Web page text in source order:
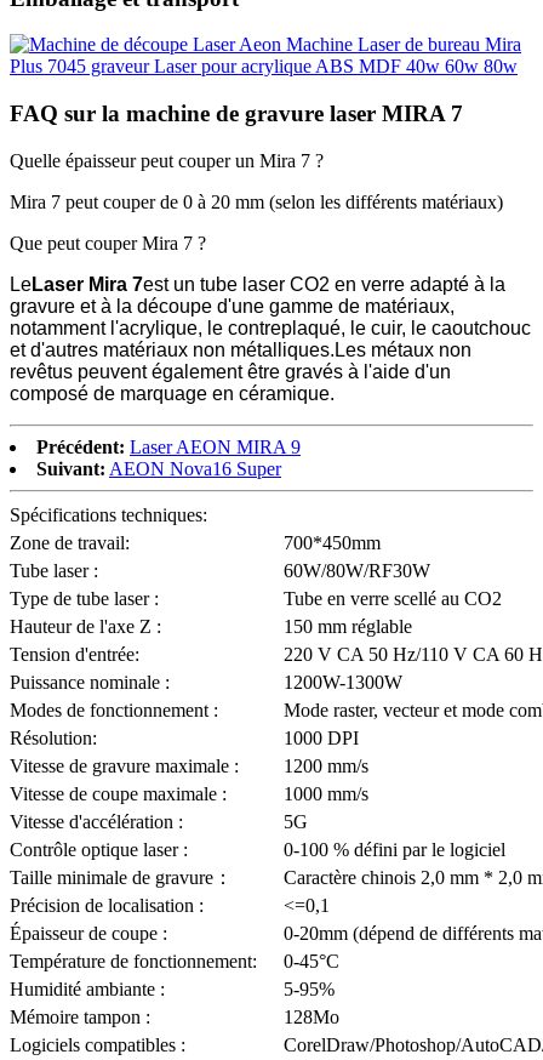
FAQ sur la machine de gravure laser MIRA 7
Quelle épaisseur peut couper un Mira 7 ?
Mira 7 peut couper de 0 à 20 mm (selon les différents matériaux)
Que peut couper Mira 7 ?
LeLaser Mira 7est un tube laser CO2 en verre adapté à la
gravure et à la découpe d'une gamme de matériaux,
notamment l'acrylique, le contreplaqué, le cuir, le caoutchouc
et d'autres matériaux non métalliques.Les métaux non
revêtus peuvent également être gravés à l'aide d'un
composé de marquage en céramique.
Précédent: Laser AEON MIRA 9
Suivant: AEON Nova16 Super
Spécifications techniques:
Zone de travail:
700*450mm
Tube laser :
60W/80W/RF30W
Type de tube laser :
Tube en verre scellé au CO2
Hauteur de l'axe Z :
150 mm réglable
Tension d'entrée:
220 V CA 50 Hz/110 V CA 60
Puissance nominale :
1200W-1300W
Modes de fonctionnement :
Mode raster, vecteur et mode
Résolution:
1000 DPI
Vitesse de gravure maximale :
1200 mm/s
Vitesse de coupe maximale :
1000 mm/s
Vitesse d'accélération :
5G
Contrôle optique laser :
0-100 % défini par le logiciel
Taille minimale de gravure：
Caractère chinois 2,0 mm * 2,0
Précision de localisation :
<=0,1
Épaisseur de coupe :
0-20mm (dépend de différents
Température de fonctionnement:
0-45°C
Humidité ambiante :
5-95%
Mémoire tampon :
128Mo
Logiciels compatibles :
CorelDraw/Photoshop/